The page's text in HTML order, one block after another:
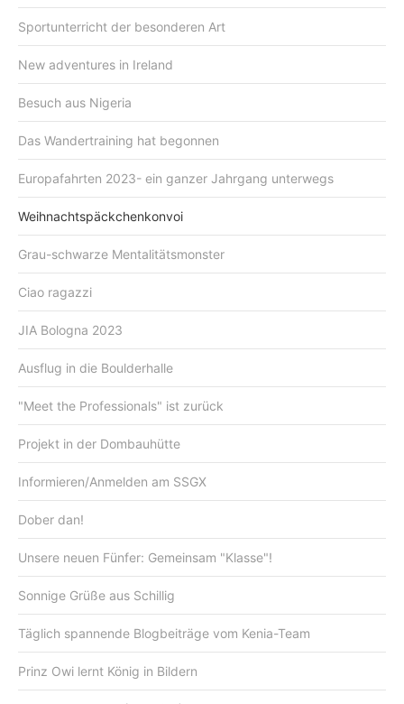
Sportunterricht der besonderen Art
New adventures in Ireland
Besuch aus Nigeria
Das Wandertraining hat begonnen
Europafahrten 2023- ein ganzer Jahrgang unterwegs
Weihnachtspäckchenkonvoi
Grau-schwarze Mentalitätsmonster
Ciao ragazzi
JIA Bologna 2023
Ausflug in die Boulderhalle
"Meet the Professionals" ist zurück
Projekt in der Dombauhütte
Informieren/Anmelden am SSGX
Dober dan!
Unsere neuen Fünfer: Gemeinsam "Klasse"!
Sonnige Grüße aus Schillig
Täglich spannende Blogbeiträge vom Kenia-Team
Prinz Owi lernt König in Bildern